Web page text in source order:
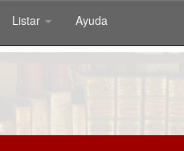
Listar Ayuda